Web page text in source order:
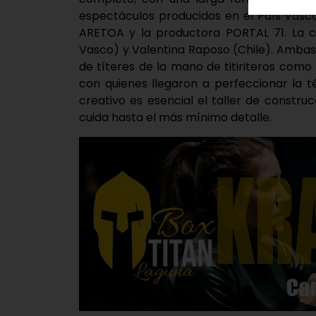
espectáculos producidos en el País
ARETOA y la productora PORTAL 71.
Vasco) y Valentina Raposo (Chile).
de títeres de la mano de titiriteros como
con quienes llegaron a perfeccionar la
creativo es esencial el taller de
cuida hasta el más mínimo detalle.